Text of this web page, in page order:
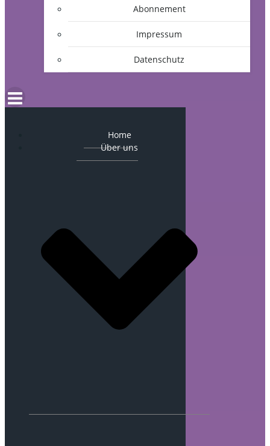
Abonnement
Impressum
Datenschutz
Home
Über uns